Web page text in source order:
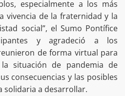
especialmente a los más
vivencia de la fraternidad y la
social”, el Sumo Pontífice
y agradeció a los
de forma virtual para
situación de pandemia de
consecuencias y las posibles
solidaria a desarrollar.